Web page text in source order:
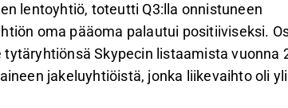
lentoyhtiö, toteutti Q3:lla onnistuneen
oma pääoma palautui positiiviseksi.
Skypecin listaamista vuonna
jakeluyhtiöistä, jonka liikevaihto oli yli